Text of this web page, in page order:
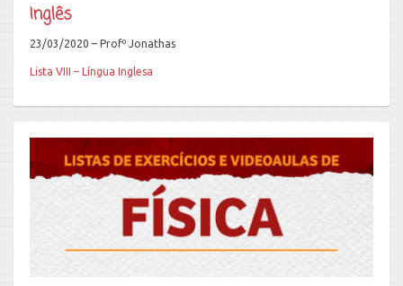
Inglês
23/03/2020 – Profº Jonathas
Lista VIII – Língua Inglesa